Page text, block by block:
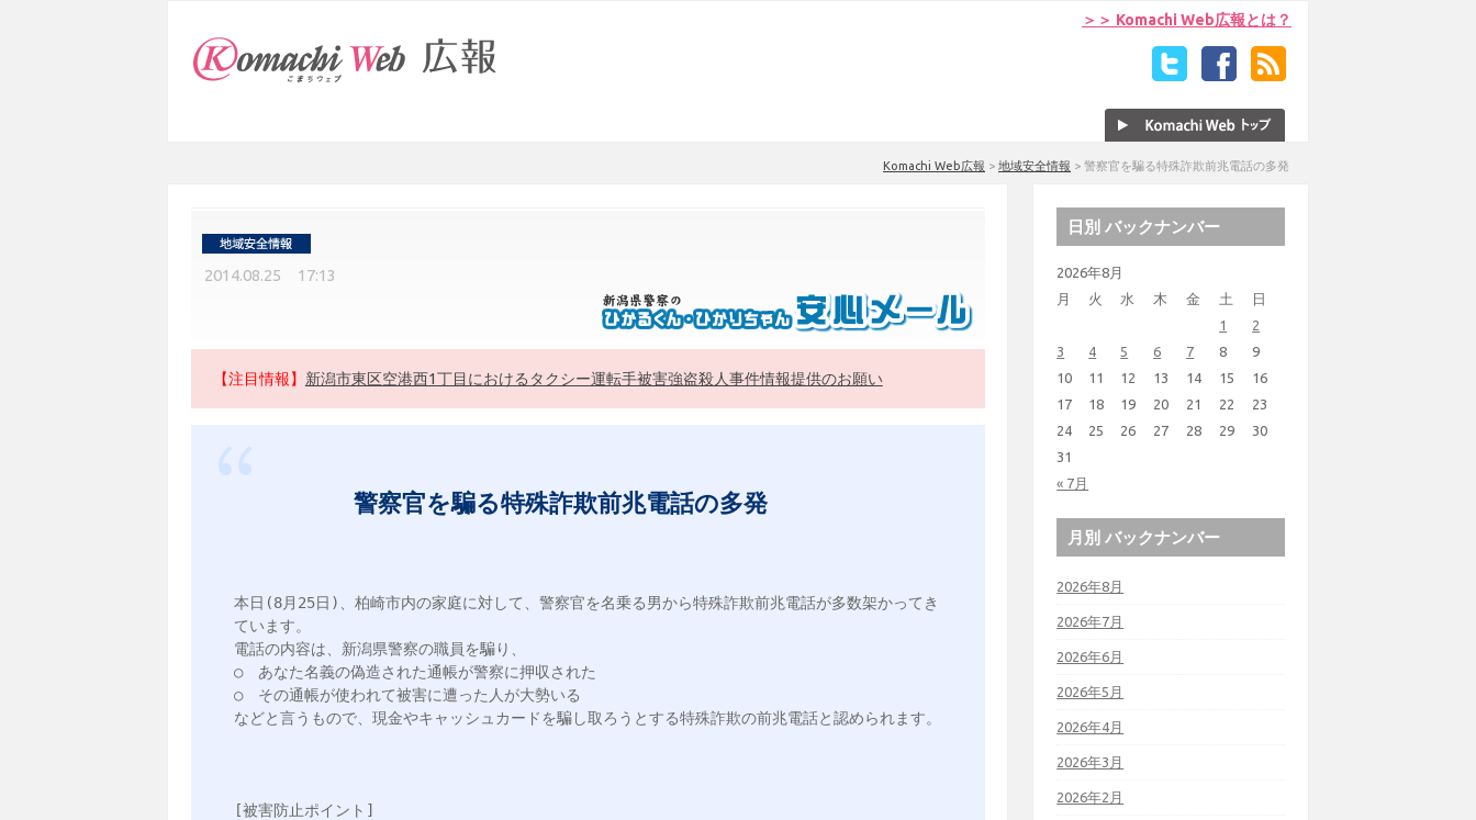
＞＞ Komachi Web広報とは？
Komachi Web広報 > 地域安全情報 > 警察官を騙る特殊詐欺前兆電話の多発
2014.08.25 17:13
【注目情報】 新潟市東区空港西1丁目におけるタクシー運転手被害強盗殺人事件情報提供のお願い
警察官を騙る特殊詐欺前兆電話の多発
本日(8月25日)、柏崎市内の家庭に対して、警察官を名乗る男から特殊詐欺前兆電話が多数架かってき
ています。
電話の内容は、新潟県警察の職員を騙り、
○　あなた名義の偽造された通帳が警察に押収された
○　その通帳が使われて被害に遭った人が大勢いる
などと言うもので、現金やキャッシュカードを騙し取ろうとする特殊詐欺の前兆電話と認められます。
[被害防止ポイント]
日別 バックナンバー
2026年8月
月
火 水 木 金 土 日
« 7月
1
2
3
4 5 6 7 8
9
10
11 12 13 14 15
16
17
18 19 20 21 22
23
24
25 26 27 28 29
30
31
月別 バックナンバー
2026年8月
2026年7月
2026年6月
2026年5月
2026年4月
2026年3月
2026年2月